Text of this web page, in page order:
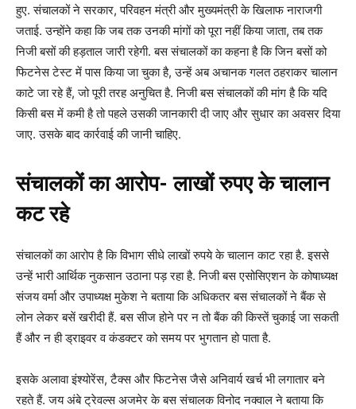
हुए. संचालकों ने सरकार, परिवहन मंत्री और मुख्यमंत्री के खिलाफ नाराजगी
जताई. उन्होंने कहा कि जब तक उनकी मांगों को पूरा नहीं किया जाता, तब तक
निजी बसों की हड़ताल जारी रहेगी. बस संचालकों का कहना है कि जिन बसों को
फिटनेस टेस्ट में पास किया जा चुका है, उन्हें अब अचानक गलत ठहराकर चालान
काटे जा रहे हैं, जो पूरी तरह अनुचित है. निजी बस संचालकों की मांग है कि यदि
किसी बस में कमी है तो पहले उसकी जानकारी दी जाए और सुधार का अवसर दिया
जाए. उसके बाद कार्रवाई की जानी चाहिए.
संचालकों का आरोप- लाखों रुपए के चालान
कट रहे
संचालकों का आरोप है कि विभाग सीधे लाखों रुपये के चालान काट रहा है. इससे
उन्हें भारी आर्थिक नुकसान उठाना पड़ रहा है. निजी बस एसोसिएशन के कोषाध्यक्ष
संजय वर्मा और उपाध्यक्ष मुकेश ने बताया कि अधिकतर बस संचालकों ने बैंक से
लोन लेकर बसें खरीदी हैं. बस सीज होने पर न तो बैंक की किस्तें चुकाई जा सकती
हैं और न ही ड्राइवर व कंडक्टर को समय पर भुगतान हो पाता है.
इसके अलावा इंश्योरेंस, टैक्स और फिटनेस जैसे अनिवार्य खर्च भी लगातार बने
रहते हैं. जय अंबे ट्रेवल्स अजमेर के बस संचालक विनोद नक्वाल ने बताया कि